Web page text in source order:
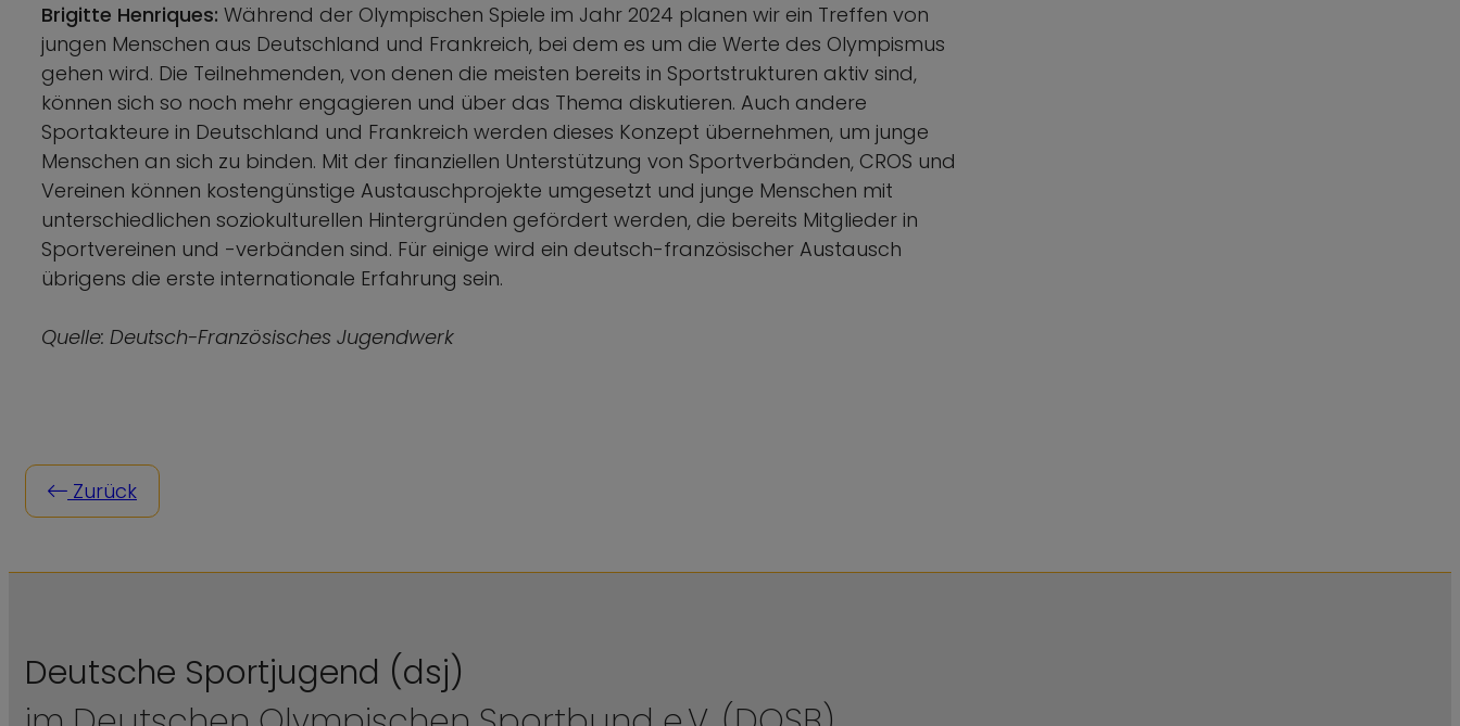
Brigitte Henriques: Während der Olympischen Spiele im Jahr 2024 planen wir ein Treffen von
jungen Menschen aus Deutschland und Frankreich, bei dem es um die Werte des Olympismus
gehen wird. Die Teilnehmenden, von denen die meisten bereits in Sportstrukturen aktiv sind,
können sich so noch mehr engagieren und über das Thema diskutieren. Auch andere
Sportakteure in Deutschland und Frankreich werden dieses Konzept übernehmen, um junge
Menschen an sich zu binden. Mit der finanziellen Unterstützung von Sportverbänden, CROS und
Vereinen können kostengünstige Austauschprojekte umgesetzt und junge Menschen mit
unterschiedlichen soziokulturellen Hintergründen gefördert werden, die bereits Mitglieder in
Sportvereinen und -verbänden sind. Für einige wird ein deutsch-französischer Austausch
übrigens die erste internationale Erfahrung sein.
Quelle: Deutsch-Französisches Jugendwerk
Zurück
Deutsche Sportjugend (dsj)